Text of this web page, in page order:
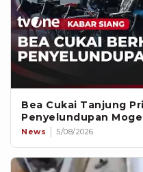
Bea Cukai Tanjung
Penyelundupan Moge
News 5/08/2026